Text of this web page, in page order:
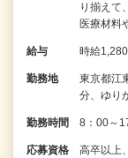
り揃えて
医療材料
給与 時給
勤務地
東京都江
分、ゆり
勤務時間 8：00～
応募資格 高卒以上